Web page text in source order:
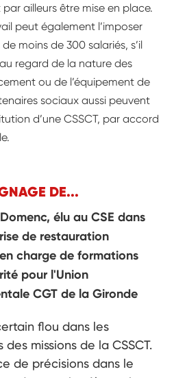
ailleurs être mise en place.
peut également l’imposer
moins de 300 salariés, s’il
regard de la nature des
ou de l’équipement de
sociaux aussi peuvent
d’une CSSCT, par accord
DE...
élu au CSE dans
de restauration
charge de formations
pour l'Union
CGT de la Gironde
flou dans les
missions de la CSSCT.
de précisions dans le